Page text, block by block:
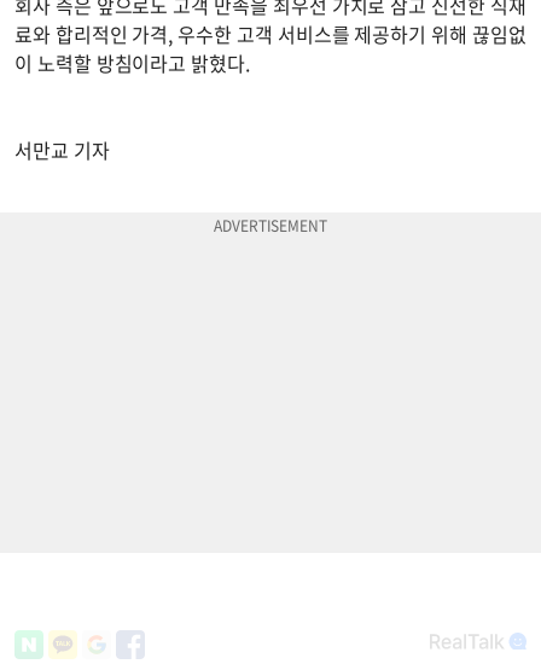
료와 합리적인 가격, 우수한 고객 서비스를 제공하기 위해 끊임없
이 노력할 방침이라고 밝혔다.
서만교 기자